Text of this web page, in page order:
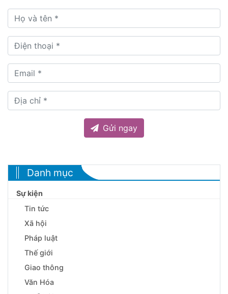
Gửi ngay
Danh mục
Sự kiện
Tin tức
Xã hội
Pháp luật
Thế giới
Giao thông
Văn Hóa